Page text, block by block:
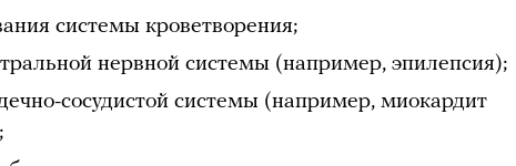
системы кроветворения;
нервной системы (например, эпилепсия);
сосудистой системы (например, миокардит